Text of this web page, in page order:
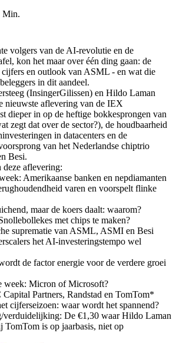
Min.
volgers van de AI-revolutie en de
kon het maar over één ding gaan: de
cijfers en outlook van ASML - en wat die
in dit aandeel.
(InsingerGilissen) en Hildo Laman
nieuwste aflevering van de IEX
dieper in op de heftige bokkesprongen van
zegt dat over de sector?), de houdbaarheid
in datacenters en de
van het Nederlandse chiptrio
Besi.
aflevering:
Amerikaanse banken en nepdiamanten
varen en voorspelt flinke
maar de koers daalt: waarom?
met chips te maken?
suprematie van ASML, ASMI en Besi
het AI-investeringstempo wel
de factor energie voor de verdere groei
week: Micron of Microsoft?
Partners, Randstad en TomTom*
cijferseizoen: waar wordt het spannend?
verduidelijking: De €1,30 waar Hildo Laman
TomTom is op jaarbasis, niet op